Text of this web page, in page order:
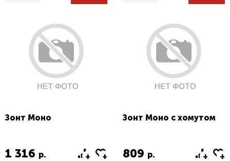
Зонт Моно
1 316 р.
Зонт Моно с хомутом
809 р.